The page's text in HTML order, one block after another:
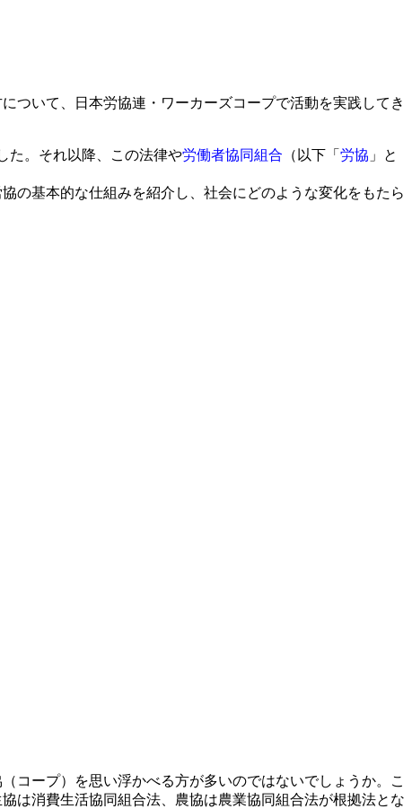
ついて、日本労協連・ワーカーズコープで活動を実践してき
た。それ以降、この法律や労働者協同組合 （以下「 労協 」と
の基本的な仕組みを紹介し、社会にどのような変化をもたら
コープ）を思い浮かべる方が多いのではないでしょうか。こ
は消費生活協同組合法、農協は農業協同組合法が根拠法とな